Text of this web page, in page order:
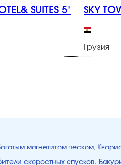
SUITES 5* SKY
Грузия
магнетитом песком,
скоростных спусков.